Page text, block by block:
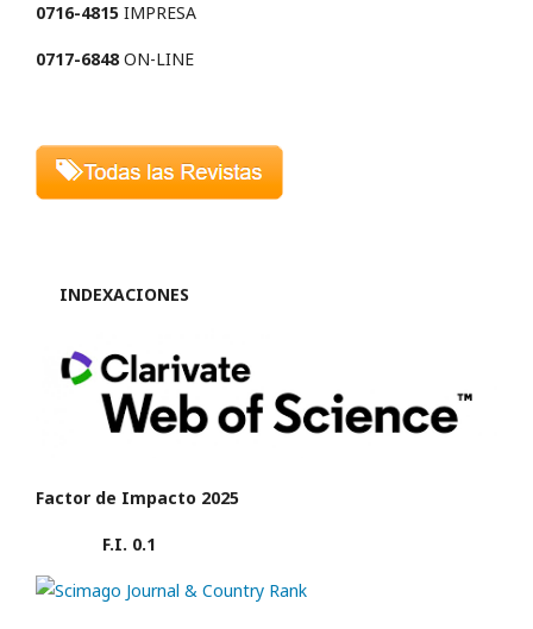
0716-4815 IMPRESA
0717-6848ON-LINE
INDEXACIONES
Factor de Impacto 2025
F.I. 0.1